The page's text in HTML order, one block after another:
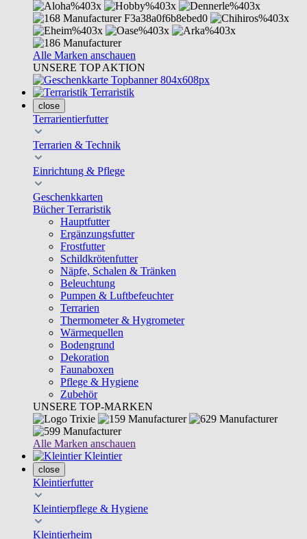
Alle Marken anschauen
UNSERE TOP AKTION
Terraristik
close
Terrarientierfutter
Terrarien & Technik
Einrichtung & Pflege
Geschenkkarten
Bücher Terraristik
Hauptfutter
Ergänzungsfutter
Frostfutter
Schildkrötenfutter
Näpfe, Schalen & Tränken
Beleuchtung
Pumpen & Luftbefeuchter
Terrarien
Thermometer & Hygrometer
Wärmequellen
Bodengrund
Dekoration
Faunaboxen
Pflege & Hygiene
Zubehör
UNSERE TOP-MARKEN
Alle Marken anschauen
Kleintier
close
Kleintierfutter
Kleintierpflege & Hygiene
Kleintierheim